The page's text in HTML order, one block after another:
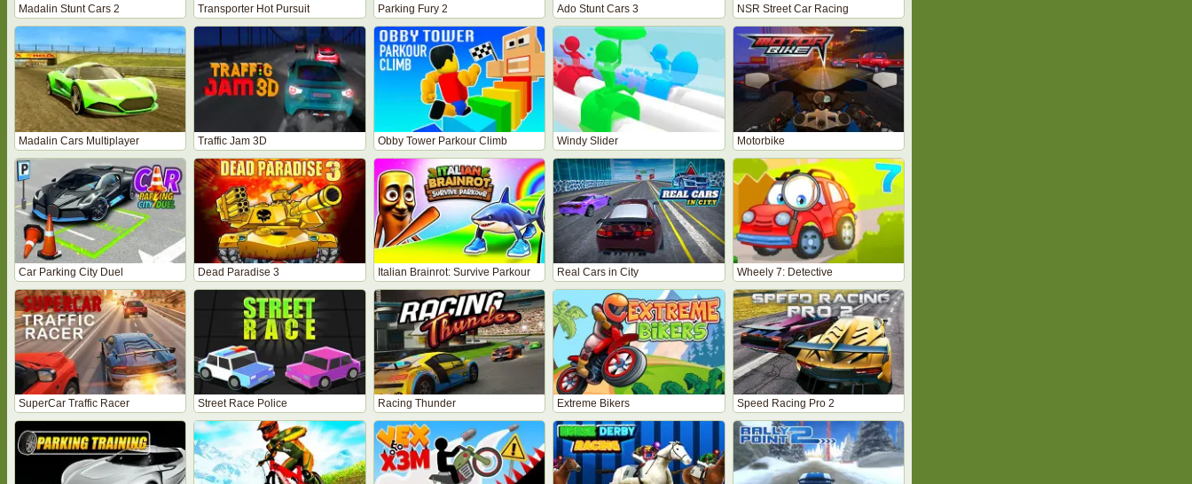
Madalin Stunt Cars 2 Transporter Hot Pursuit Parking Fury 2 Ado Stunt Cars 3 NSR Street Car Racing
Madalin Cars Multiplayer Traffic Jam 3D Obby Tower Parkour Climb Windy Slider Motorbike
Car Parking City Duel Dead Paradise 3 Italian Brainrot: Survive Parkour Real Cars in City Wheely 7: Detective
SuperCar Traffic Racer Street Race Police Racing Thunder Extreme Bikers Speed Racing Pro 2